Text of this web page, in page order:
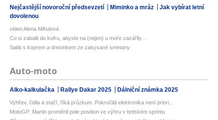
Nejčastější novoroční předsevzetí Miminko a mráz
Jak vybírat letní
dovolenou
video Alena Mihulová
Co si zabalit do kufru, abyste na (nejen) u moře zazářily...
Salát s koprem a dresinkem ze zakysané smetany
Auto-moto
Alko-kalkulačka Rallye Dakar 2025 Dálniční známka 2025
Výhřev, čidla a stačí, říká průzkum. Pokročilá elektronika není priori...
MotoGP: Martin proměnil pole position ve výhru v britském sprintu